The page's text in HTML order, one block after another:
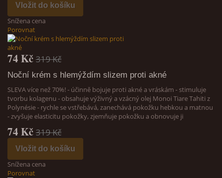
Vložit do košíku
Snížena cena
Porovnat
74 Kč 319 Kč
Noční krém s hlemýždím slizem proti akné
SLEVA více než 70%! - účinně bojuje proti akné a vráskám - stimuluje
tvorbu kolagenu - obsahuje výživný a vzácný olej Monoi Tiare Tahiti z
Polynésie - rychle se vstřebává, zanechává pokožku hebkou a matnou
- zvyšuje elasticitu pokožky, zjemňuje pokožku a obnovuje ji
74 Kč 319 Kč
Vložit do košíku
Snížena cena
Porovnat